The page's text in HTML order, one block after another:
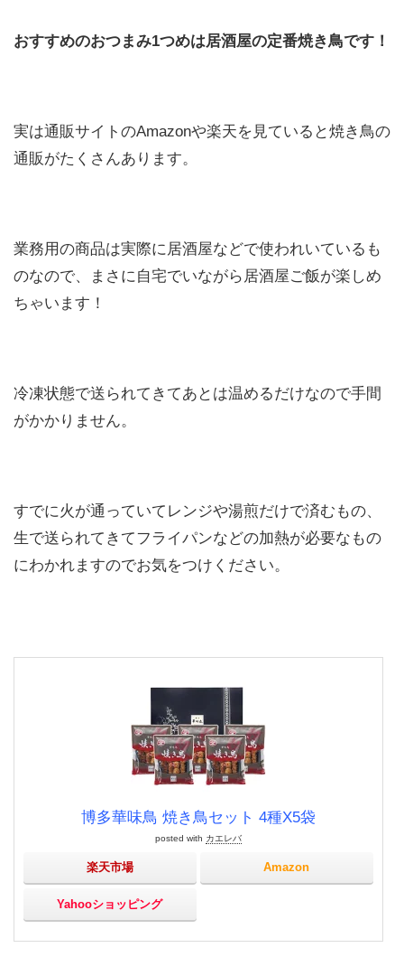
おすすめのおつまみ1つめは居酒屋の定番焼き鳥です！
実は通販サイトのAmazonや楽天を見ていると焼き鳥の
通販がたくさんあります。
業務用の商品は実際に居酒屋などで使われいているも
のなので、まさに自宅でいながら居酒屋ご飯が楽しめ
ちゃいます！
冷凍状態で送られてきてあとは温めるだけなので手間
がかかりません。
すでに火が通っていてレンジや湯煎だけで済むもの、
生で送られてきてフライパンなどの加熱が必要なもの
にわかれますのでお気をつけください。
博多華味鳥 焼き鳥セット 4種X5袋
posted with カエレバ
楽天市場 Amazon
Yahooショッピング